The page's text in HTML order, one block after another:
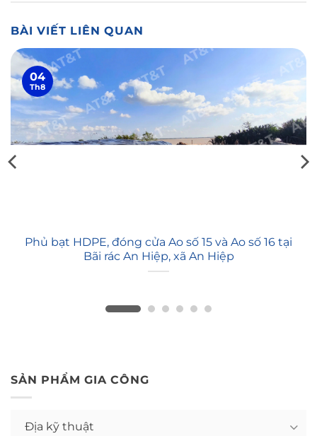
BÀI VIẾT LIÊN QUAN
Phủ bạt HDPE, đóng cửa Ao số 15 và Ao số 16 tại
Bãi rác An Hiệp, xã An Hiệp
04
Th8
SẢN PHẨM GIA CÔNG
Địa kỹ thuật